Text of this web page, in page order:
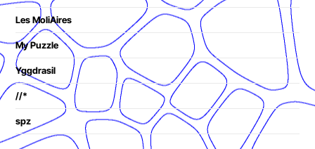
Les MoliAires
My Puzzle
Yggdrasil
//*
spz